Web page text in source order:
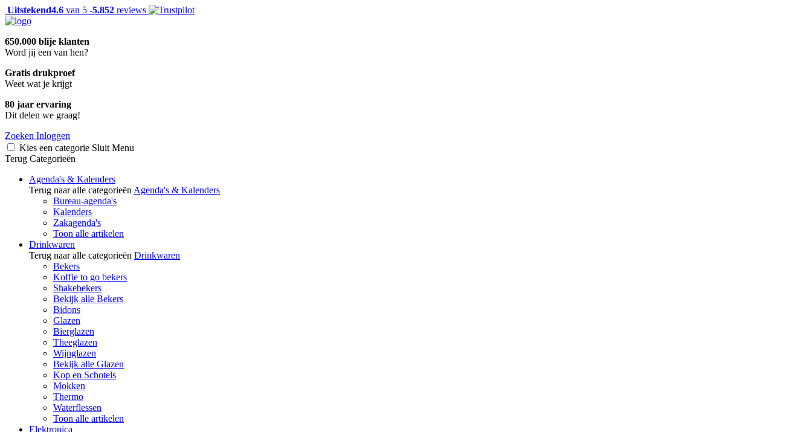
Uitstekend4.6 van 5 -5.852 reviews
650.000 blije klanten
Word jij een van hen?
Gratis drukproef
Weet wat je krijgt
80 jaar ervaring
Dit delen we graag!
Zoeken Inloggen
Kies een categorie Sluit Menu
Terug Categorieën
Agenda's & Kalenders
Terug naar alle categorieën Agenda's & Kalenders
Bureau-agenda's
Kalenders
Zakagenda's
Toon alle artikelen
Drinkwaren
Terug naar alle categorieën Drinkwaren
Bekers
Koffie to go bekers
Shakebekers
Bekijk alle Bekers
Bidons
Glazen
Bierglazen
Theeglazen
Wijnglazen
Bekijk alle Glazen
Kop en Schotels
Mokken
Thermo
Waterflessen
Toon alle artikelen
Elektronica